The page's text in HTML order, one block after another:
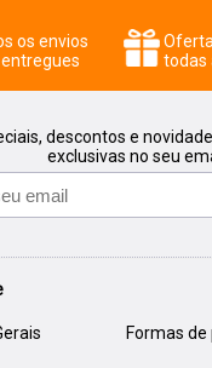
os envios
todas
descontos e
exclusivas no seu
Formas